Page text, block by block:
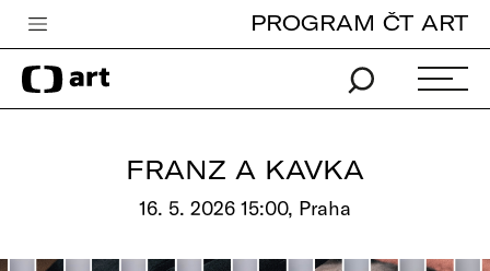
Česká televize
Zpravodajství
PROGRAM ČT ART
FRANZ A KAVKA
16. 5. 2026 15:00, Praha